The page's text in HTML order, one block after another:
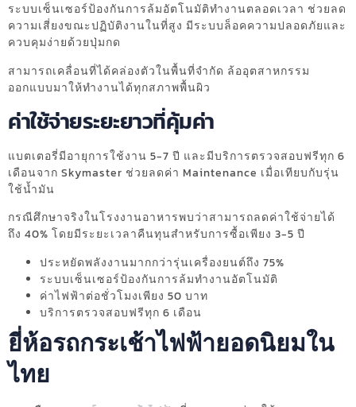
ระบบเซ็นเซอร์ป้องกันการล้มอัตโนมัติทำงานตลอดเวลา ช่วยลด
ความเสี่ยงขณะปฏิบัติงานในที่สูง มีระบบล็อคความปลอดภัยและ
ควบคุมง่ายด้วยปุ่มกด
สามารถเคลื่อนที่ได้คล่องตัวในพื้นที่จำกัด ล้ออุตสาหกรรม
ออกแบบมาให้ทำงานได้ทุกสภาพพื้นผิว
ค่าใช้จ่ายระยะยาวที่คุ้มค่า
แบตเตอรี่มีอายุการใช้งาน 5-7 ปี และมีบริการตรวจสอบฟรีทุก 6
เดือนจาก Skymaster ช่วยลดค่า Maintenance เมื่อเทียบกับรุ่น
ใช้น้ำมัน
กรณีศึกษาจริงในโรงงานอาหารพบว่าสามารถลดค่าใช้จ่ายได้
ถึง 40% โดยมีระยะเวลาคืนทุนสำหรับการซื้อเพียง 3-5 ปี
ประหยัดพลังงานมากกว่ารุ่นเครื่องยนต์ถึง 75%
ระบบเซ็นเซอร์ป้องกันการล้มทำงานอัตโนมัติ
ค่าไฟฟ้าต่อชั่วโมงเพียง 50 บาท
บริการตรวจสอบฟรีทุก 6 เดือน
ยี่ห้อรถกระเช้าไฟฟ้ายอดนิยมใน
ไทย